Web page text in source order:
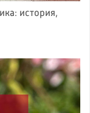
история,